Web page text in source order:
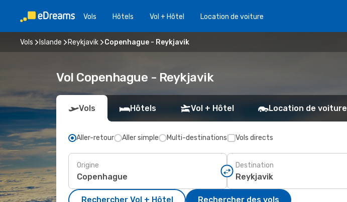
Vols Hôtels Vol + Hôtel Location de voiture
Vols Islande Reykjavik Copenhague - Reykjavik
Vol Copenhague - Reykjavik
Vols Hôtels Vol + Hôtel Location de voiture
Aller-retour Aller simple Multi-destinations Vols directs
Origine Destination
Rechercher Vol + Hôtel Rechercher des vols